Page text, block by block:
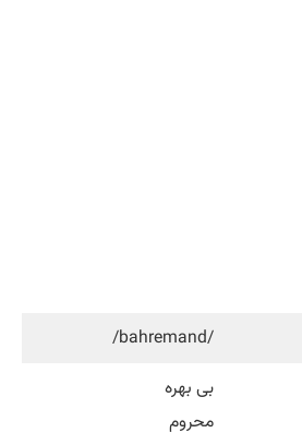
/bahremand/
بی بهره
محروم